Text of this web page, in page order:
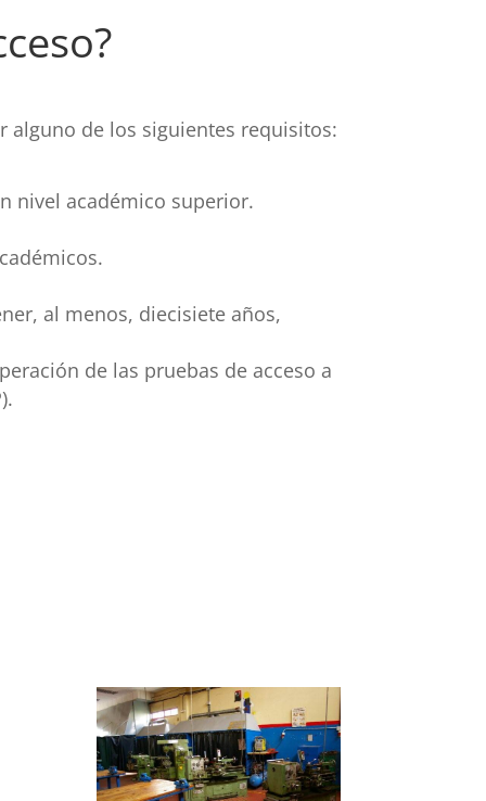
alguno de los siguientes requisitos:
nivel académico superior.
al menos, diecisiete años,
de las pruebas de acceso a